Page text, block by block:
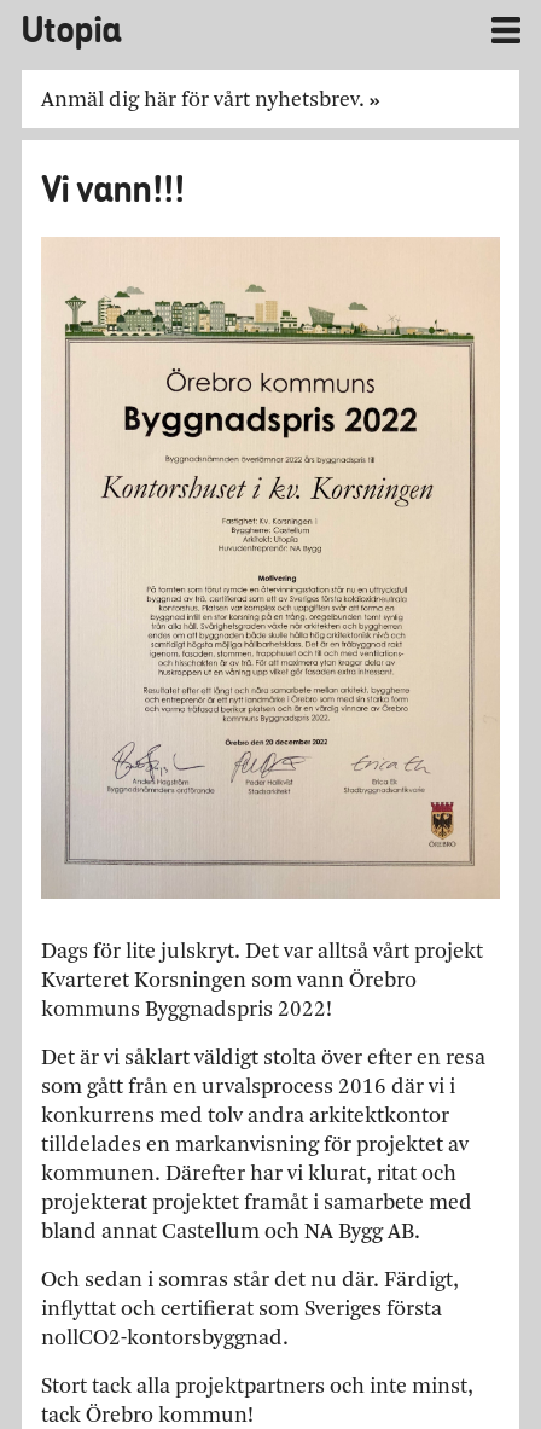
Utopia
Anmäl dig här för vårt nyhetsbrev. »
Vi vann!!!
Dags för lite julskryt. Det var alltså vårt projekt
Kvarteret Korsningen som vann Örebro
kommuns Byggnadspris 2022!
Det är vi såklart väldigt stolta över efter en resa
som gått från en urvalsprocess 2016 där vi i
konkurrens med tolv andra arkitektkontor
tilldelades en markanvisning för projektet av
kommunen. Därefter har vi klurat, ritat och
projekterat projektet framåt i samarbete med
bland annat Castellum och NA Bygg AB.
Och sedan i somras står det nu där. Färdigt,
inflyttat och certifierat som Sveriges första
nollCO2-kontorsbyggnad.
Stort tack alla projektpartners och inte minst,
tack Örebro kommun!